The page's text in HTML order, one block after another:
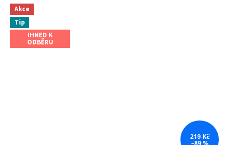
Akce
Tip
IHNED K
ODBĚRU
219 Kč
–89 %